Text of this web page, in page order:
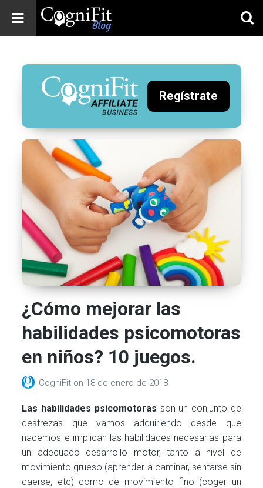
Blog: Brain
Health
News
Brain Training,
Mental Health, and
Wellness
Regístrate
¿Cómo mejorar las
habilidades psicomotoras
en niños? 10 juegos.
CogniFit on 18 de enero de 2018
Las habilidades psicomotoras son un conjunto de
destrezas que vamos adquiriendo desde que
nacemos e implican las habilidades necesarias para
un adecuado desarrollo motor, tanto a nivel de
movimiento grueso (aprender a caminar, sentarse sin
caerse, etc) como de movimiento fino (coger un